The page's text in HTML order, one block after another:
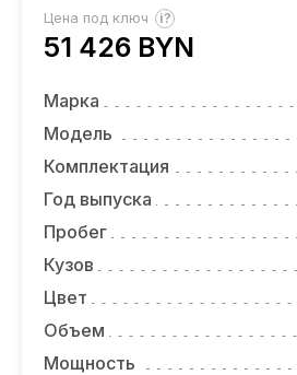
УСЛУГИ
НОВОСТИ
ОТЗЫВЫ
ВАКАНСИИ
О КОМПАНИИ
КОНТАКТЫ
Цена под ключ ?
51 426 BYN
Марка
Модель
Комплектация
Год выпуска
Пробег
Кузов
Цвет
Объем
Мощность